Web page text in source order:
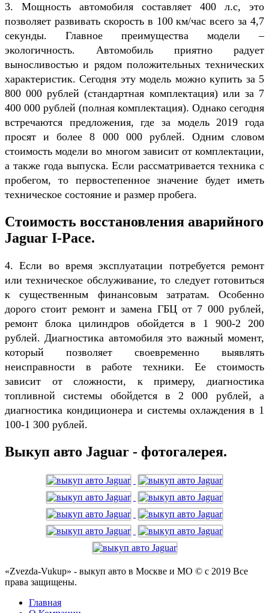
3. Мощность автомобиля составляет 400 л.с, это
позволяет развивать скорость в 100 км/час всего за 4,7
секунды. Главное преимущества модели –
экологичность. Автомобиль приятно радует
выносливостью и рядом положительных технических
характеристик. Сегодня эту модель можно купить за 5
800 000 рублей (стандартная комплектация) или за 7
400 000 рублей (полная комплектация). Однако сегодня
встречаются предложения, где за модель 2019 года
просят и более 8 000 000 рублей. Одним словом
стоимость модели во многом зависит от комплектации,
а также года выпуска. Если рассматривается техника с
пробегом, то первостепенное значение будет иметь
техническое состояние и размер пробега.
Стоимость восстановления аварийного
Jaguar I-Pace.
4. Если во время эксплуатации потребуется ремонт
или техническое обслуживание, то следует готовиться
к существенным финансовым затратам. Особенно
дорого стоит ремонт и замена ГБЦ от 7 000 рублей,
ремонт блока цилиндров обойдется в 1 900-2 200
рублей. Диагностика автомобиля это важный момент,
который позволяет своевременно выявлять
неисправности в работе техники. Ее стоимость
зависит от сложности, к примеру, диагностика
топливной системы обойдется в 2 000 рублей, а
диагностика кондиционера и системы охлаждения в 1
100-1 300 рублей.
Выкуп авто Jaguar - фотогалерея.
«Zvezda-Vukup» - выкуп авто в Москве и МО © с 2019 Все
права защищены.
Главная